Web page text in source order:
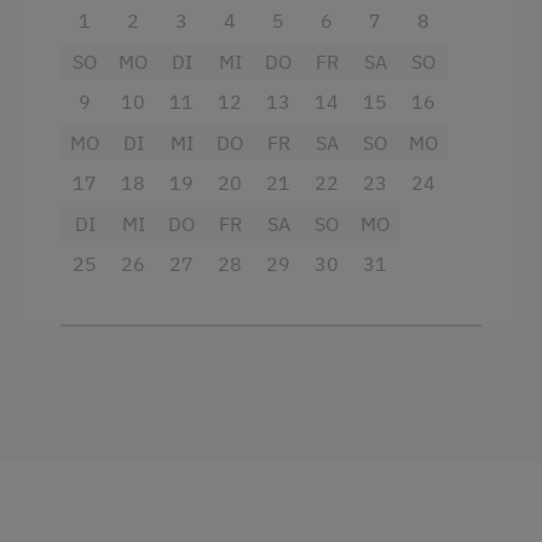
Küche
Küchenausstattung
Kühlschrank
Premium-Fernsehkanäle
Haupthaus
Kaffeemaschine
Aussicht auf eine Berglandschaft
Balkon/Terrasse
Gitterbett
Handtücher
Kaffeemaschine
Mikrowelle
1
2
3
4
5
6
7
8
SO
9
MO
10
DI
11
MI
12
DO
13
FR
14
SA
15
SO
16
MO
17
DI
18
MI
19
DO
20
FR
21
SA
22
SO
23
MO
24
DI
25
MI
26
DO
27
FR
28
SA
29
SO
30
MO
31